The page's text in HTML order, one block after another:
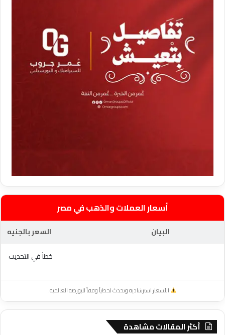
أسعار العملات والذهب في مصر
البيان
السعر بالجنيه
خطأ في التحديث
الأسعار استرشادية وتحدث لحظياً وفقاً للبورصة العالمية.
أكثر المقالات مشاهدة